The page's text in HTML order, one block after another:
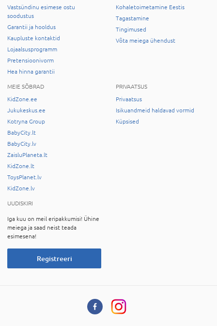
Vastsündinu esimese ostu
soodustus
Garantii ja hooldus
Kaupluste kontaktid
Lojaalsusprogramm
Pretensioonivorm
Hea hinna garantii
Kohaletoimetamine Eestis
Tagastamine
Tingimused
Võta meiega ühendust
MEIE SÕBRAD
KidZone.ee
Jukukeskus.ee
Kotryna Group
BabyCity.lt
BabyCity.lv
ZaisluPlaneta.lt
KidZone.lt
ToysPlanet.lv
KidZone.lv
PRIVAATSUS
Privaatsus
Isikuandmeid haldavad vormid
Küpsised
UUDISKIRI
Iga kuu on meil eripakkumisi! Ühine
meiega ja saad neist teada
esimesena!
Registreeri